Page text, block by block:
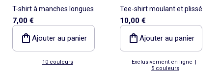
T-shirt à manches longues
7,00 €
Ajouter au panier
10 couleurs
Tee-shirt moulant et plissé
10,00 €
Ajouter au panier
Exclusivement en ligne |
5 couleurs